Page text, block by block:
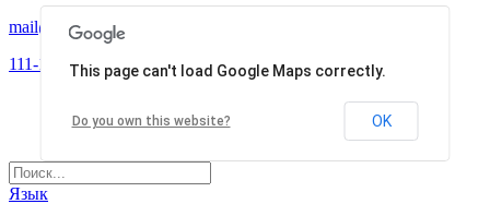
mail@mail.com
111-111-111
Язык
This page can't load Google Maps correctly.
Do you own this website? OK